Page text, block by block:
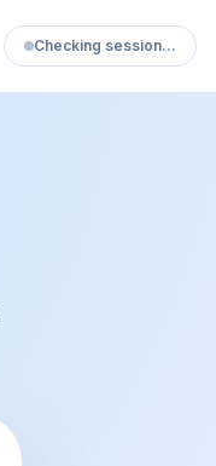
Checking session…